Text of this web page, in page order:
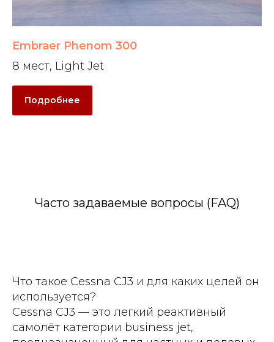
Embraer Phenom 300
8 мест, Light Jet
Подробнее
Часто задаваемые вопросы (FAQ)
Что такое Cessna CJ3 и для каких целей он
используется?
Cessna CJ3 — это легкий реактивный
самолёт категории business jet,